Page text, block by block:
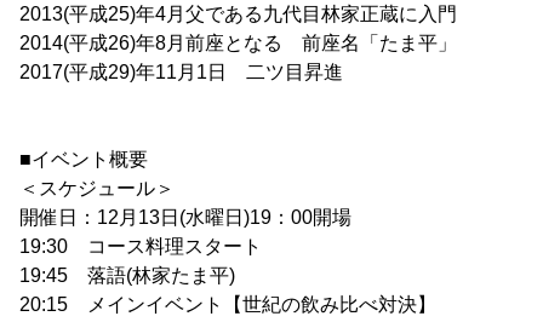
2013(平成25)年4月父である九代目林家正蔵に入門
2014(平成26)年8月前座となる 前座名「たま平」
2017(平成29)年11月1日 二ツ目昇進
■イベント概要
＜スケジュール＞
開催日：12月13日(水曜日)19：00開場
19:30 コース料理スタート
19:45 落語(林家たま平)
20:15 メインイベント【世紀の飲み比べ対決】